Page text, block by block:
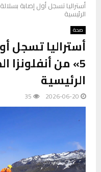
الرئيسية
صحة
أستراليا تسجل
5» من أنفلونزا
الرئيسية
2026-06-20
35